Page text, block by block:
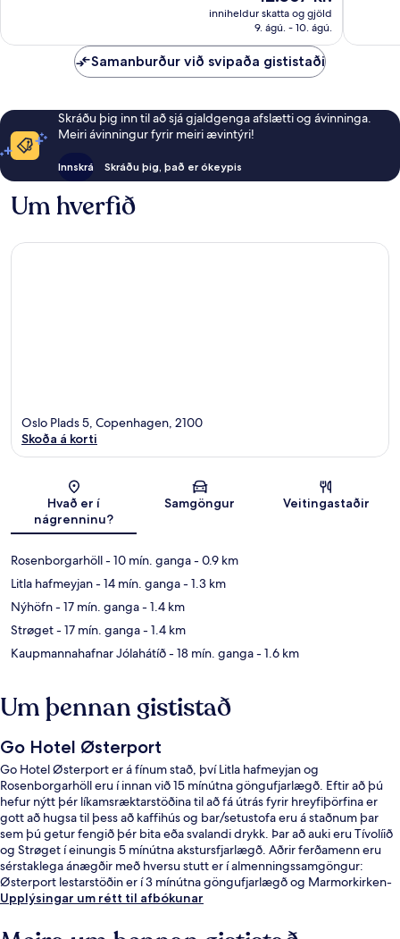
er
12.567 kr.
inniheldur skatta og gjöld
9. ágú. - 10. ágú.
Samanburður við svipaða gististaði
Skráðu þig inn til að sjá gjaldgenga afslætti og ávinninga.
Meiri ávinningur fyrir meiri ævintýri!
Innskrá Skráðu þig, það er ókeypis
Um hverfið
Kort
Oslo Plads 5, Copenhagen, 2100
Skoða á korti
Hvað er í
nágrenninu?
Samgöngur Veitingastaðir
Rosenborgarhöll- 10 mín. ganga- 0.9 km
Litla hafmeyjan- 14 mín. ganga- 1.3 km
Nýhöfn- 17 mín. ganga- 1.4 km
Strøget- 17 mín. ganga- 1.4 km
Kaupmannahafnar Jólahátíð- 18 mín. ganga- 1.6 km
Um þennan gististað
Go Hotel Østerport
Go Hotel Østerport er á fínum stað, því Litla hafmeyjan og
Rosenborgarhöll eru í innan við 15 mínútna göngufjarlægð. Eftir að þú
hefur nýtt þér líkamsræktarstöðina til að fá útrás fyrir hreyfiþörfina er
gott að hugsa til þess að kaffihús og bar/setustofa eru á staðnum þar
sem þú getur fengið þér bita eða svalandi drykk. Þar að auki eru Tívolíið
og Strøget í einungis 5 mínútna akstursfjarlægð. Aðrir ferðamenn eru
sérstaklega ánægðir með hversu stutt er í almenningssamgöngur:
Østerport lestarstöðin er í 3 mínútna göngufjarlægð og Marmorkirken-
lestarstöðin er í 11 mínútna göngufjarlægð.
Upplýsingar um rétt til afbókunar